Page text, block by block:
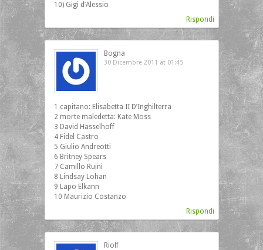
10) Gigi d’Alessio
Rispondi
Bogna
30 Dicembre 2011 at 01:45
1 capitano: Elisabetta II D’Inghilterra
2 morte maledetta: Kate Moss
3 David Hasselhoff
4 Fidel Castro
5 Giulio Andreotti
6 Britney Spears
7 Camillo Ruini
8 Lindsay Lohan
9 Lapo Elkann
10 Maurizio Costanzo
Rispondi
Riolf